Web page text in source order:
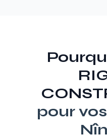
pour